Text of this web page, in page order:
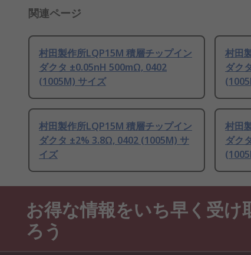
関連ページ
村田製作所LQP15M 積層チップイン
ダクタ ±0.05nH 500mΩ, 0402
(1005M) サイズ
村田
ダク
村田製作所LQP15M 積層チップイン
ダクタ ±2% 3.8Ω, 0402 (1005M) サ
イズ
村田
ダク
お得な情報をいち早く受け
ろう